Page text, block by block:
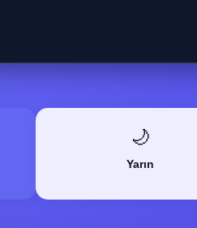
🌙
Yarın